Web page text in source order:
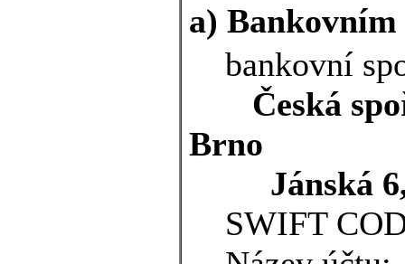
a)
bankovní
Česká
Brno
Jánská 6,
SWIFT